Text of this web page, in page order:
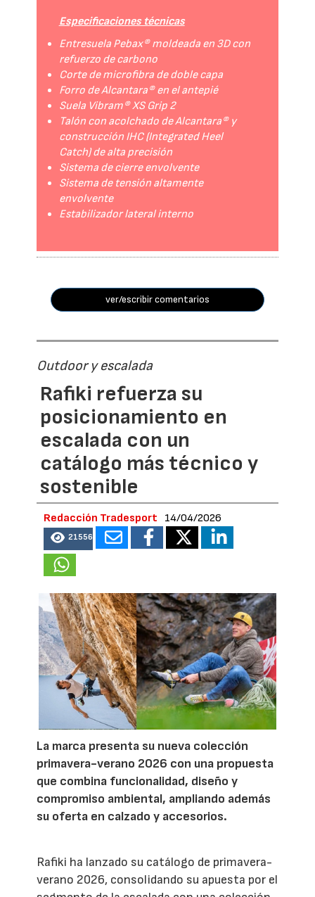
Especificaciones técnicas
Entresuela Pebax® moldeada en 3D con
refuerzo de carbono
Corte de microfibra de doble capa
Forro de Alcantara® en el antepié
Suela Vibram® XS Grip 2
Talón con acolchado de Alcantara® y
construcción IHC (Integrated Heel
Catch) de alta precisión
Sistema de cierre envolvente
Sistema de tensión altamente
envolvente
Estabilizador lateral interno
ver/escribir comentarios
Outdoor y escalada
Rafiki refuerza su
posicionamiento en
escalada con un
catálogo más técnico y
sostenible
Redacción Tradesport 14/04/2026
21556
La marca presenta su nueva colección
primavera-verano 2026 con una propuesta
que combina funcionalidad, diseño y
compromiso ambiental, ampliando además
su oferta en calzado y accesorios.
Rafiki ha lanzado su catálogo de primavera-
verano 2026, consolidando su apuesta por el